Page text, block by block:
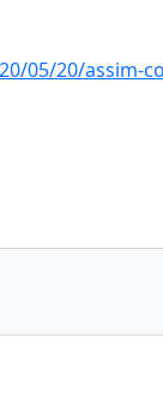
05/20/assim-